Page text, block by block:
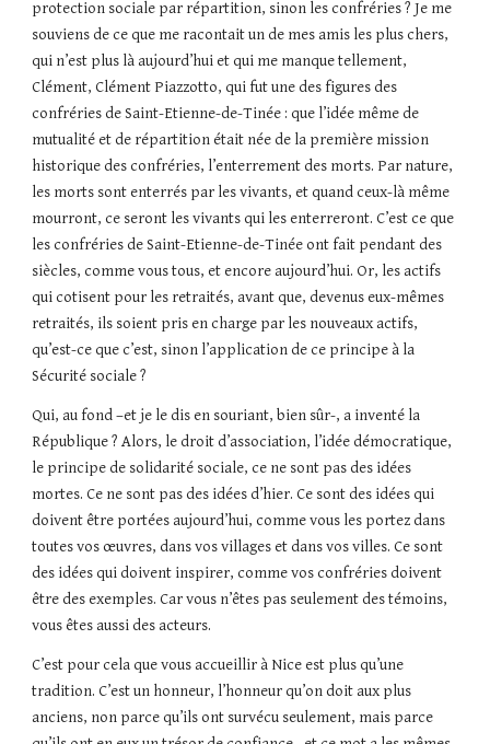
protection sociale par répartition, sinon les confréries ? Je me
souviens de ce que me racontait un de mes amis les plus chers,
qui n’est plus là aujourd’hui et qui me manque tellement,
Clément, Clément Piazzotto, qui fut une des figures des
confréries de Saint-Etienne-de-Tinée : que l’idée même de
mutualité et de répartition était née de la première mission
historique des confréries, l’enterrement des morts. Par nature,
les morts sont enterrés par les vivants, et quand ceux-là même
mourront, ce seront les vivants qui les enterreront. C’est ce que
les confréries de Saint-Etienne-de-Tinée ont fait pendant des
siècles, comme vous tous, et encore aujourd’hui. Or, les actifs
qui cotisent pour les retraités, avant que, devenus eux-mêmes
retraités, ils soient pris en charge par les nouveaux actifs,
qu’est-ce que c’est, sinon l’application de ce principe à la
Sécurité sociale ?
Qui, au fond –et je le dis en souriant, bien sûr-, a inventé la
République ? Alors, le droit d’association, l’idée démocratique,
le principe de solidarité sociale, ce ne sont pas des idées
mortes. Ce ne sont pas des idées d’hier. Ce sont des idées qui
doivent être portées aujourd’hui, comme vous les portez dans
toutes vos œuvres, dans vos villages et dans vos villes. Ce sont
des idées qui doivent inspirer, comme vos confréries doivent
être des exemples. Car vous n’êtes pas seulement des témoins,
vous êtes aussi des acteurs.
C’est pour cela que vous accueillir à Nice est plus qu’une
tradition. C’est un honneur, l’honneur qu’on doit aux plus
anciens, non parce qu’ils ont survécu seulement, mais parce